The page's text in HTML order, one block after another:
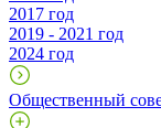
2017 год
2019 - 2021 год
2024 год
Общественный